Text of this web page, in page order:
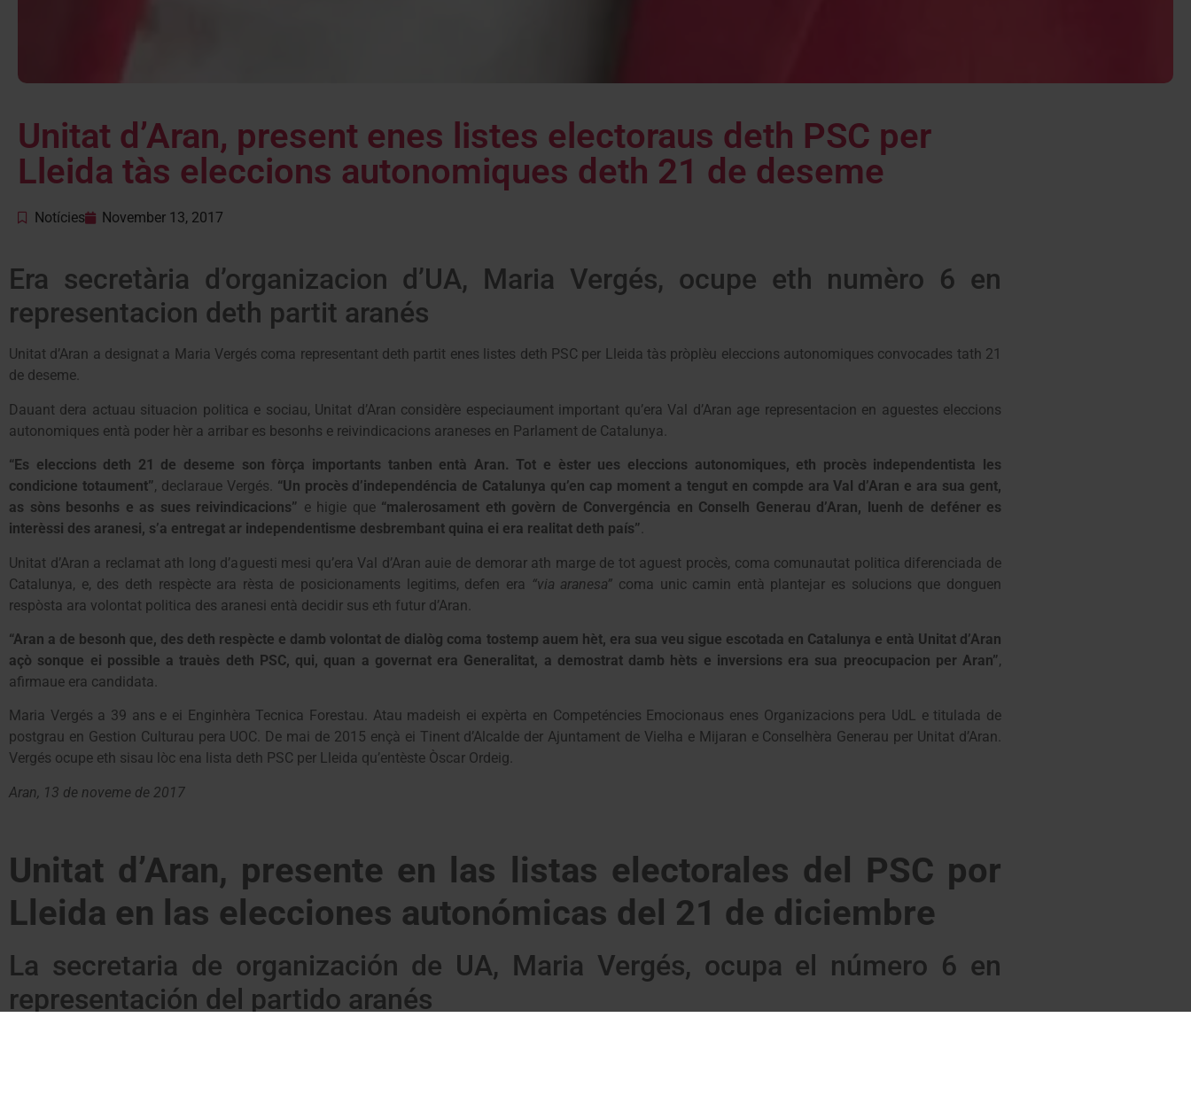
Unitat d’Aran, present enes listes electoraus deth PSC per
Lleida tàs eleccions autonomiques deth 21 de deseme
Notícies November 13, 2017
Era secretària d’organizacion d’UA, Maria Vergés, ocupe eth numèro 6 en
representacion deth partit aranés
Unitat d’Aran a designat a Maria Vergés coma representant deth partit enes listes deth PSC per Lleida tàs pròplèu eleccions autonomiques convocades tath 21
de deseme.
Dauant dera actuau situacion politica e sociau, Unitat d’Aran considère especiaument important qu’era Val d’Aran age representacion en aguestes eleccions
autonomiques entà poder hèr a arribar es besonhs e reivindicacions araneses en Parlament de Catalunya.
“Es eleccions deth 21 de deseme son fòrça importants tanben entà Aran. Tot e èster ues eleccions autonomiques, eth procès independentista les
condicione totaument”, declaraue Vergés. “Un procès d’independéncia de Catalunya qu’en cap moment a tengut en compde ara Val d’Aran e ara sua gent,
as sòns besonhs e as sues reivindicacions” e higie que “malerosament eth govèrn de Convergéncia en Conselh Generau d’Aran, luenh de deféner es
interèssi des aranesi, s’a entregat ar independentisme desbrembant quina ei era realitat deth país”.
Unitat d’Aran a reclamat ath long d’aguesti mesi qu’era Val d’Aran auie de demorar ath marge de tot aguest procès, coma comunautat politica diferenciada de
Catalunya, e, des deth respècte ara rèsta de posicionaments legitims, defen era “via aranesa” coma unic camin entà plantejar es solucions que donguen
respòsta ara volontat politica des aranesi entà decidir sus eth futur d’Aran.
“Aran a de besonh que, des deth respècte e damb volontat de dialòg coma tostemp auem hèt, era sua veu sigue escotada en Catalunya e entà Unitat d’Aran
açò sonque ei possible a trauès deth PSC, qui, quan a governat era Generalitat, a demostrat damb hèts e inversions era sua preocupacion per Aran”,
afirmaue era candidata.
Maria Vergés a 39 ans e ei Enginhèra Tecnica Forestau. Atau madeish ei expèrta en Competéncies Emocionaus enes Organizacions pera UdL e titulada de
postgrau en Gestion Culturau pera UOC. De mai de 2015 ençà ei Tinent d’Alcalde der Ajuntament de Vielha e Mijaran e Conselhèra Generau per Unitat d’Aran.
Vergés ocupe eth sisau lòc ena lista deth PSC per Lleida qu’entèste Òscar Ordeig.
Aran, 13 de noveme de 2017
Unitat d’Aran, presente en las listas electorales del PSC por
Lleida en las elecciones autonómicas del 21 de diciembre
La secretaria de organización de UA, Maria Vergés, ocupa el número 6 en
representación del partido aranés